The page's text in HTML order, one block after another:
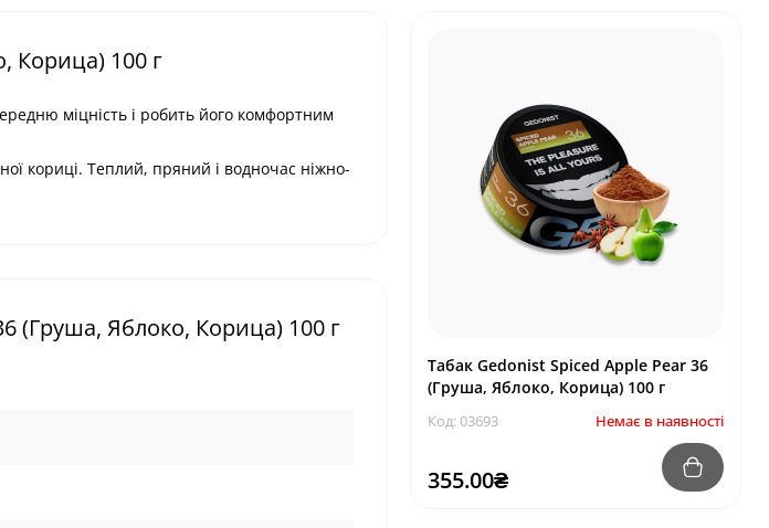
Корица) 100 г
міцність і робить його комфортним
кориці. Теплий, пряний і водночас ніжно-
(Груша, Яблоко, Корица) 100 г
Табак Gedonist Spiced Apple Pear 36
(Груша, Яблоко, Корица) 100 г
Код: 03693 Немає в наявності
355.00₴